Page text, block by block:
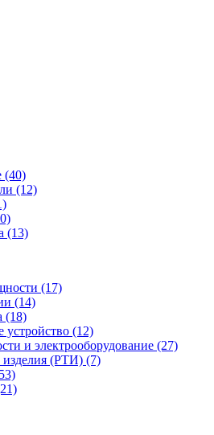
(40)
(12)
(13)
(17)
(14)
(18)
(12)
и электрооборудование (27)
изделия (РТИ) (7)